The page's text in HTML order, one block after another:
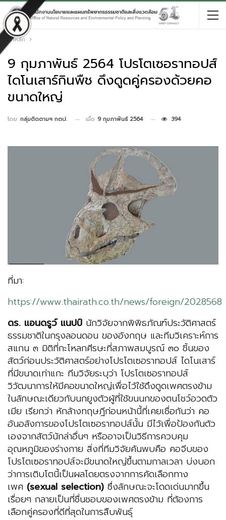
หน้าหลัก
9 กุมภาพันธ์ 2564 โปรโตเซอราทอปส์
ไดโนเสาร์กินพืช ดึงดูดคู่ครองด้วยคอ
ขนาดใหญ่
โดย กลุ่มติดตามฯ กตป. เมื่อ 9 กุมภาพันธ์ 2564 394
ที่มา:
https://www.thairath.co.th/news/foreign/2028568
ดร. แอนดรูว์ แนปป์ นักวิจัยจากพิพิธภัณฑ์ประวัติศาสตร์
ธรรมชาติในกรุงลอนดอน ของอังกฤษ และทีมวิเคราะห์การ
สแกน ๓ มิติที่กะโหลกศีรษะที่สภาพสมบูรณ์ ๓๐ ชิ้นของ
สัตว์ก่อนประวัติศาสตร์อย่างโปรโตเซอราทอปส์ ไดโนเสาร์
ที่มีขนาดเท่าแกะ ทีมวิจัยระบุว่า โปรโตเซอราทอปส์
วิวัฒนาการให้มีคอขนาดใหญ่เพื่อไว้ใช้ดึงดูดเพศตรงข้าม
ในลักษณะเดียวกับนกยูงตัวผู้ที่ใช้ขนนกของตนโชว์อวดตัว
เมีย เรียกว่า หักล้างทฤษฎีก่อนหน้านี้ที่เคยเชื่อกันว่า คอ
อันอลังการของโปรโตเซอราทอปส์นั้น มีไว้เพื่อป้องกันตัว
เองจากสัตว์นักล่าอื่นๆ หรืออาจเป็นวิธีการควบคุม
อุณหภูมิของร่างกาย สิ่งที่ทีมวิจัยค้นพบคือ คอจีบของ
โปรโตเซอราทอปส์จะมีขนาดใหญ่ขึ้นตามกาลเวลา บ่งบอก
ว่าการเติบโตนี้เป็นผลโดยตรงจากการคัดเลือกทาง
เพศ (sexual selection) ซึ่งลักษณะจะโดดเด่นมากขึ้น
เรื่อยๆ กลายเป็นที่ชื่นชอบของเพศตรงข้าม ที่ต้องการ
เลือกคู่ครองที่ดีที่สุดในการสืบพันธุ์